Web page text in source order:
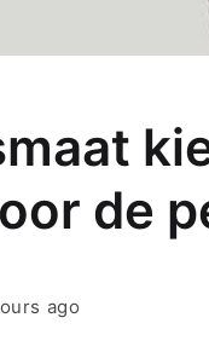
de
ago